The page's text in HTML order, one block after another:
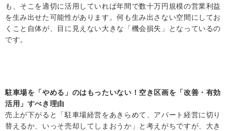
も、そこを適切に活用していれば年間で数十万円規模の営業利益
を生み出せた可能性があります。何も生み出さない空間にしてお
くこと自体が、目に見えない大きな「機会損失」となっているの
です。
駐車場を「やめる」のはもったいない！空き区画を「改善・有効
活用」すべき理由
売上が下がると「駐車場経営をあきらめて、アパート経営に切り
替えるか、いっそ売却してしまおうか」と考えがちですが、大き